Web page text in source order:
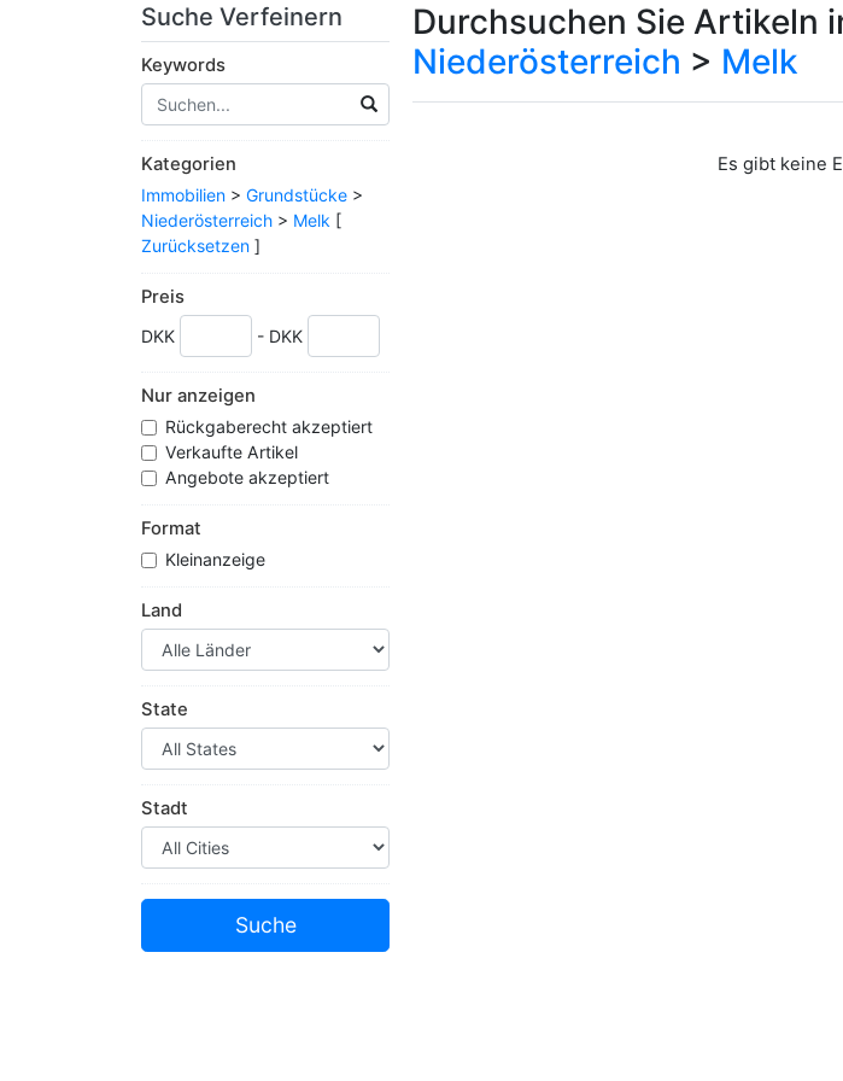
Suche Verfeinern
Keywords
Kategorien
Immobilien > Grundstücke >
Niederösterreich > Melk [
Zurücksetzen ]
Preis
DKK - DKK
Nur anzeigen
Rückgaberecht akzeptiert
Verkaufte Artikel
Angebote akzeptiert
Format
Kleinanzeige
Land
State
Stadt
Durchsuchen Sie Artikeln
Niederösterreich > Melk
Es gibt keine